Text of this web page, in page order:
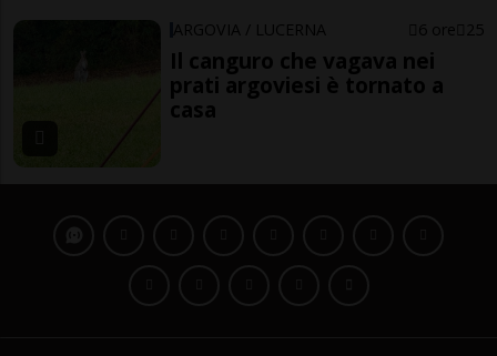
ARGOVIA / LUCERNA 6 ore 25
Il canguro che vagava nei
prati argoviesi è tornato a
casa